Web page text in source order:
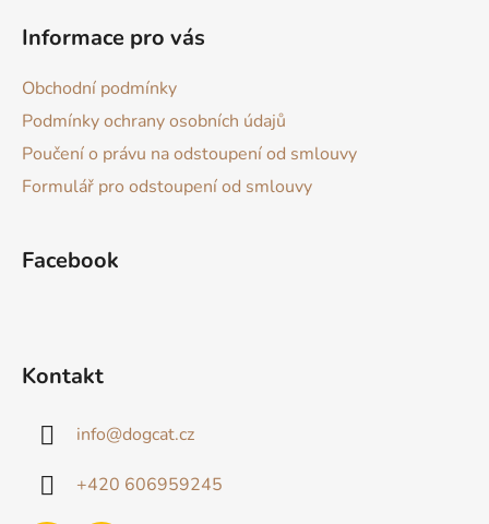
Informace pro vás
Obchodní podmínky
Podmínky ochrany osobních údajů
Poučení o právu na odstoupení od smlouvy
Formulář pro odstoupení od smlouvy
Facebook
Kontakt
info@dogcat.cz
+420 606959245